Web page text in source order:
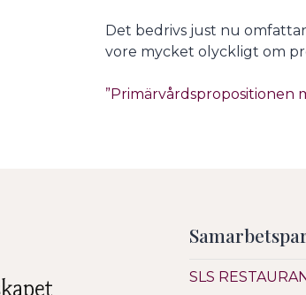
Det bedrivs just nu
vore mycket olyckligt om
”Primärvårdspropositionen
SLS